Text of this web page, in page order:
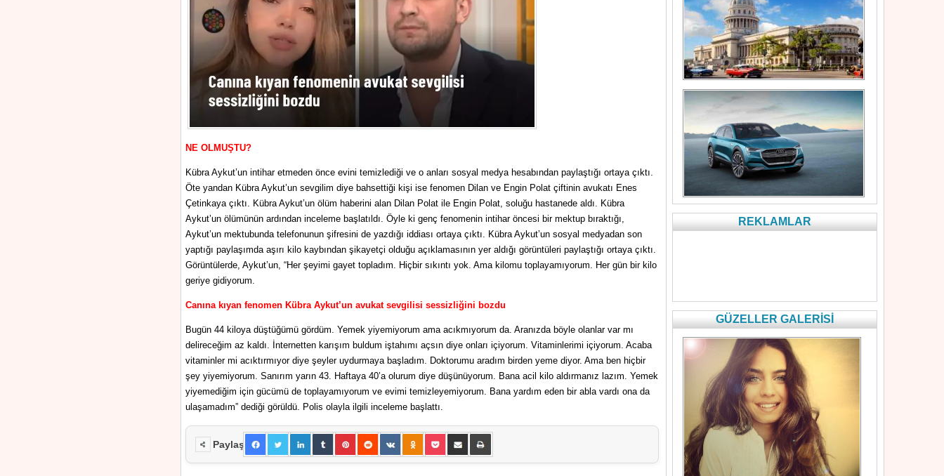
NE OLMUŞTU?
Kübra Aykut’un intihar etmeden önce evini temizlediği ve o anları sosyal medya hesabından paylaştığı ortaya çıktı.
Öte yandan Kübra Aykut’un sevgilim diye bahsettiği kişi ise fenomen Dilan ve Engin Polat çiftinin avukatı Enes
Çetinkaya çıktı. Kübra Aykut’un ölüm haberini alan Dilan Polat ile Engin Polat, soluğu hastanede aldı. Kübra
Aykut’un ölümünün ardından inceleme başlatıldı. Öyle ki genç fenomenin intihar öncesi bir mektup bıraktığı,
Aykut’un mektubunda telefonunun şifresini de yazdığı iddiası ortaya çıktı. Kübra Aykut’un sosyal medyadan son
yaptığı paylaşımda aşırı kilo kaybından şikayetçi olduğu açıklamasının yer aldığı görüntüleri paylaştığı ortaya çıktı.
Görüntülerde, Aykut’un, “Her şeyimi gayet topladım. Hiçbir sıkıntı yok. Ama kilomu toplayamıyorum. Her gün bir kilo
geriye gidiyorum.
Canına kıyan fenomen Kübra Aykut’un avukat sevgilisi sessizliğini bozdu
Bugün 44 kiloya düştüğümü gördüm. Yemek yiyemiyorum ama acıkmıyorum da. Aranızda böyle olanlar var mı
delireceğim az kaldı. İnternetten karışım buldum iştahımı açsın diye onları içiyorum. Vitaminlerimi içiyorum. Acaba
vitaminler mi acıktırmıyor diye şeyler uydurmaya başladım. Doktorumu aradım birden yeme diyor. Ama ben hiçbir
şey yiyemiyorum. Sanırım yarın 43. Haftaya 40’a olurum diye düşünüyorum. Bana acil kilo aldırmanız lazım. Yemek
yiyemediğim için gücümü de toplayamıyorum ve evimi temizleyemiyorum. Bana yardım eden bir abla vardı ona da
ulaşamadım” dediği görüldü. Polis olayla ilgili inceleme başlattı.
Paylaş
REKLAMLAR
GÜZELLER GALERİSİ